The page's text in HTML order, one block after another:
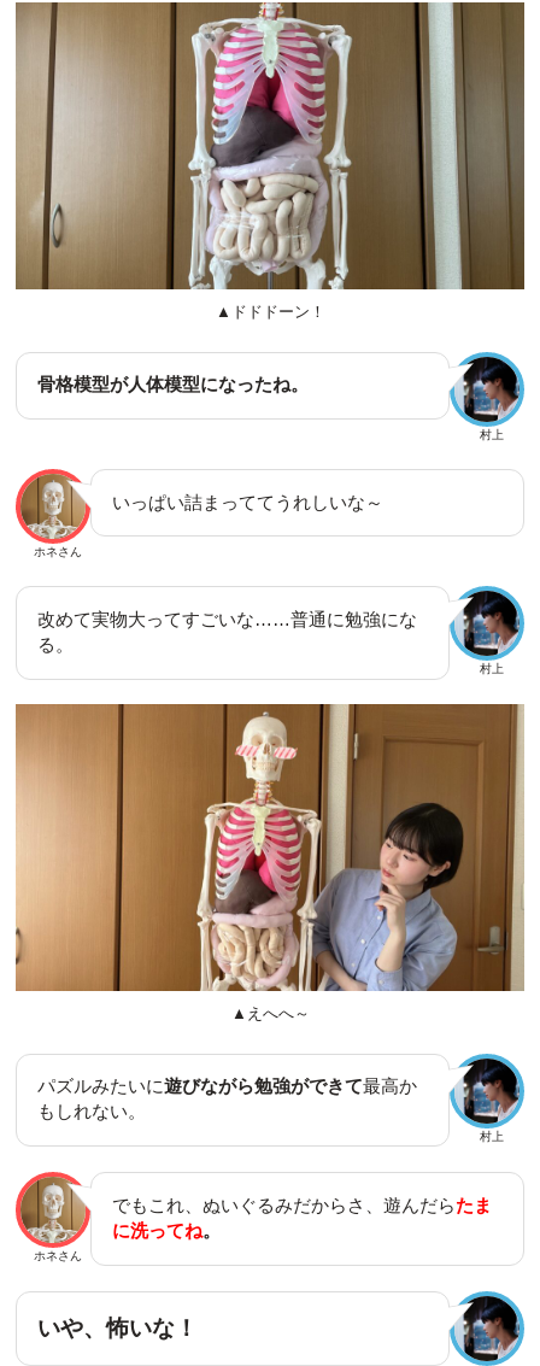
▲ドドドーン！
村上
骨格模型が人体模型になったね。
ホネさん
いっぱい詰まっててうれしいな～
村上
改めて実物大ってすごいな……普通に勉強にな
る。
▲えへへ～
村上
パズルみたいに遊びながら勉強ができて最高か
もしれない。
ホネさん
でもこれ、ぬいぐるみだからさ、遊んだらたま
に洗ってね。
いや、怖いな！